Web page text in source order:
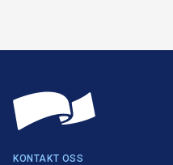
KONTAKT OSS